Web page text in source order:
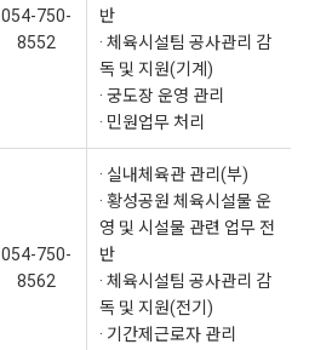
054-750-
8552
반
· 체육시설팀 공사관리 감
독 및 지원(기계)
· 궁도장 운영 관리
· 민원업무 처리
054-750-
8562
· 실내체육관 관리(부)
· 황성공원 체육시설물 운
영 및 시설물 관련 업무 전
반
· 체육시설팀 공사관리 감
독 및 지원(전기)
· 기간제근로자 관리